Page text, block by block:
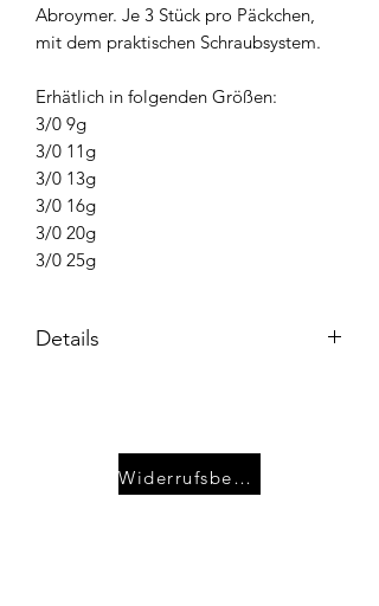
Abroymer. Je 3 Stück pro Päckchen,
mit dem praktischen Schraubsystem.
Erhätlich in folgenden Größen:
3/0 9g
3/0 11g
3/0 13g
3/0 16g
3/0 20g
3/0 25g
Details
Widerrufsbelehrung